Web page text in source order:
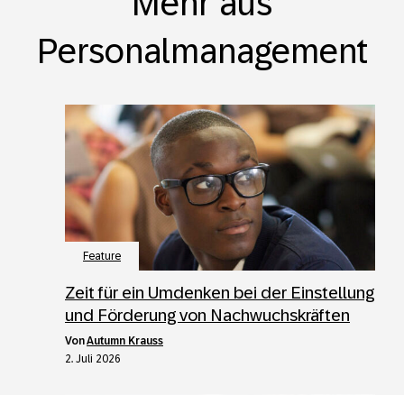
Personalmanagement
Feature
Zeit für ein Umdenken bei der Einstellung
und Förderung von Nachwuchskräften
vonAutumn Krauss
2. Juli 2026